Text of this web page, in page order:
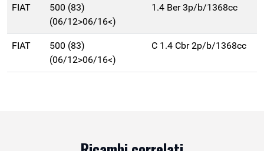
FIAT
500 (83)
(06/12>06/16<)
1.4 Ber 3p/b/1368cc
FIAT
500 (83)
(06/12>06/16<)
C 1.4 Cbr 2p/b/1368cc